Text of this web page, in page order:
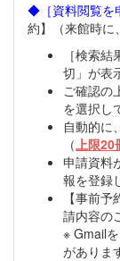
◆［資料閲覧を
約】（来館時に
［検索
切」が表
ご確認の
を選択し
自動的に
（上限20
申請資料
報を登録
【事前
請内容の
※ Gmail
がありま